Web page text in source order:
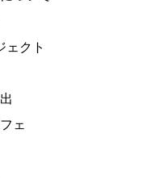
ェクト
ェ